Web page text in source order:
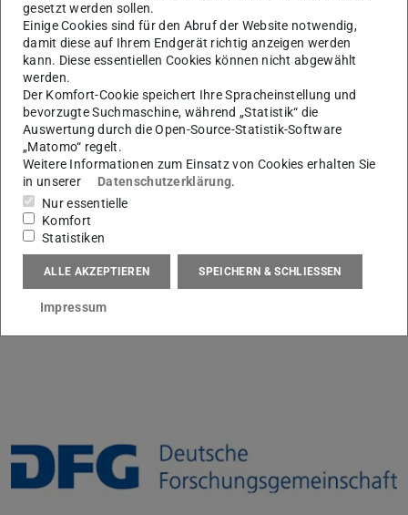
Minimierung der Auswirkung auftretender
Prozessfehler
Entwicklung einer lernenden Prozessregelung durch
Analyse vorhandener Maschinendaten
http://www.sfb805.tu-darmstadt.de/
Projektförderer und Projektträger
Partner und Projektförderer
gesetzt werden sollen.
Einige Cookies sind für den Abruf der Website notwendig,
damit diese auf Ihrem Endgerät richtig anzeigen werden
kann. Diese essentiellen Cookies können nicht abgewählt
werden.
Der Komfort-Cookie speichert Ihre Spracheinstellung und
bevorzugte Suchmaschine, während „Statistik“ die
Auswertung durch die Open-Source-Statistik-Software
„Matomo“ regelt.
Weitere Informationen zum Einsatz von Cookies erhalten Sie
in unserer
Datenschutzerklärung.
Nur essentielle
Komfort
Statistiken
ALLE AKZEPTIEREN SPEICHERN & SCHLIESSEN
Impressum